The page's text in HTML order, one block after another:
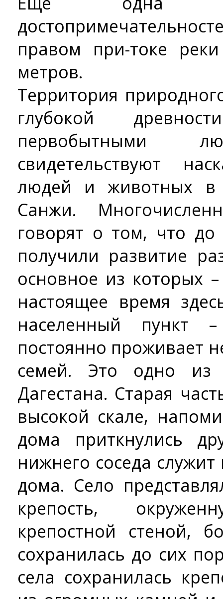
правом при-токе
метров.
Территория
глубокой
свидетельствуют
людей и животных в
Санжи.
говорят о том, что до
получили развитие
основное из которых
настоящее время
населенный пункт
постоянно проживает
семей. Это одно из
Дагестана. Старая
высокой скале,
дома приткнулись
нижнего соседа
дома. Село
крепость,
крепостной стеной,
сохранилась до сих
села сохранилась